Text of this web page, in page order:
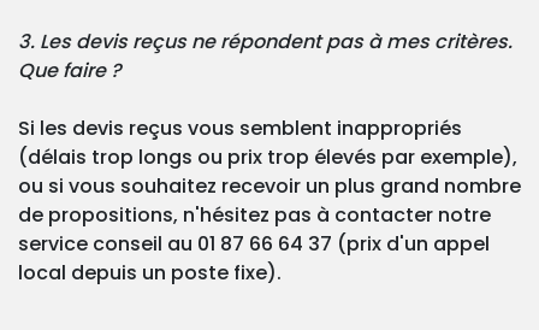
3. Les devis reçus ne répondent pas à mes critères.
Que faire ?
Si les devis reçus vous semblent inappropriés
(délais trop longs ou prix trop élevés par exemple),
ou si vous souhaitez recevoir un plus grand nombre
de propositions, n'hésitez pas à contacter notre
service conseil au 01 87 66 64 37 (prix d'un appel
local depuis un poste fixe).